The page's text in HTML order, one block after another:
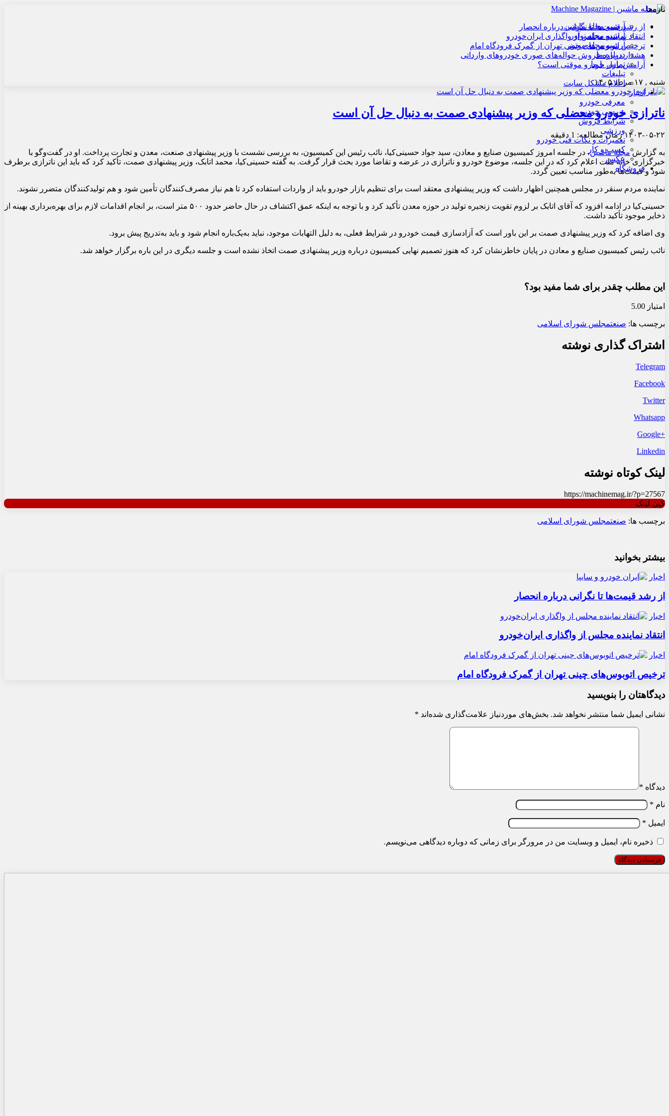
آرشیو مجله ماشین
آرشیو مجله نوآور
آرشیو مجله موتور
درباره ما
تماس با ما
تبلیغات
اعلام مشکل سایت
اخبار
معرفی خودرو
بررسی خودرو
شرایط فروش
ورزشی
تعمیرات و نکات فنی خودرو
کسب و کار
عکس
فروشگاه
تازه‌ها
از رشد قیمت‌ها تا نگرانی درباره انحصار
انتقاد نماینده مجلس از واگذاری ایران‌خودرو
ترخیص اتوبوس‌های چینی تهران از گمرک فرودگاه امام
هشدار درباره فروش حواله‌های صوری خودروهای وارداتی
آرامش بازار خودرو موقتی است؟
شنبه , ۱۷ مرداد ۱۴۰۵
ناترازی خودرو معضلی که وزیر پیشنهادی صمت به دنبال حل آن است
۱۴۰۳-۰۵-۲۲زمان مطالعه: 1 دقیقه
به گزارشمجله ماشین، در جلسه امروز کمیسیون صنایع و معادن، سید جواد حسینی‌کیا، نائب رئیس این کمیسیون، به بررسی نشست با وزیر پیشنهادی صنعت، معدن و تجارت پرداخت. او در گفت‌و‌گو با
خبرگزاری خانه ملت اعلام کرد که در این جلسه، موضوع خودرو و ناترازی در عرضه و تقاضا مورد بحث قرار گرفت. به گفته حسینی‌کیا، محمد اتابک، وزیر پیشنهادی صمت، تأکید کرد که باید این ناترازی برطرف
شود و قیمت‌ها به‌طور مناسب تعیین گردد.
نماینده مردم سنقر در مجلس همچنین اظهار داشت که وزیر پیشنهادی معتقد است برای تنظیم بازار خودرو باید از واردات استفاده کرد تا هم نیاز مصرف‌کنندگان تأمین شود و هم تولیدکنندگان متضرر نشوند.
حسینی‌کیا در ادامه افزود که آقای اتابک بر لزوم تقویت زنجیره تولید در حوزه معدن تأکید کرد و با توجه به اینکه عمق اکتشاف در حال حاضر حدود ۵۰۰ متر است، بر انجام اقدامات لازم برای بهره‌برداری بهینه از
ذخایر موجود تأکید داشت.
وی اضافه کرد که وزیر پیشنهادی صمت بر این باور است که آزادسازی قیمت خودرو در شرایط فعلی، به دلیل التهابات موجود، نباید به‌یک‌باره انجام شود و باید به‌تدریج پیش برود.
نائب رئیس کمیسیون صنایع و معادن در پایان خاطرنشان کرد که هنوز تصمیم نهایی کمیسیون درباره وزیر پیشنهادی صمت اتخاذ نشده است و جلسه دیگری در این باره برگزار خواهد شد.
این مطلب چقدر برای شما مفید بود؟
امتیاز 5.00
برچسب ها: صنعتمجلس شورای اسلامی
اشتراک گذاری نوشته
Telegram
Facebook
Twitter
Whatsapp
+Google
Linkedin
لینک کوتاه نوشته
https://machinemag.ir/?p=27567
کپی لینک
برچسب ها: صنعتمجلس شورای اسلامی
بیشتر بخوانید
اخبار
از رشد قیمت‌ها تا نگرانی درباره انحصار
اخبار
انتقاد نماینده مجلس از واگذاری ایران‌خودرو
اخبار
ترخیص اتوبوس‌های چینی تهران از گمرک فرودگاه امام
دیدگاهتان را بنویسید
نشانی ایمیل شما منتشر نخواهد شد. بخش‌های موردنیاز علامت‌گذاری شده‌اند *
دیدگاه *
نام *
ایمیل *
ذخیره نام، ایمیل و وبسایت من در مرورگر برای زمانی که دوباره دیدگاهی می‌نویسم.